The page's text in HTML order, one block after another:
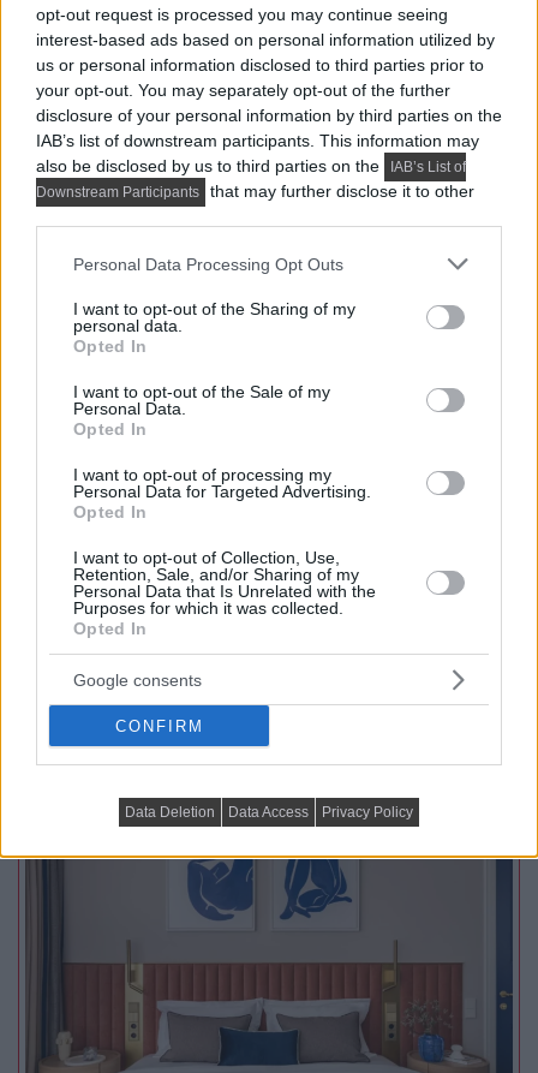
opt-out request is processed you may continue seeing
interest-based ads based on personal information utilized by
us or personal information disclosed to third parties prior to
your opt-out. You may separately opt-out of the further
disclosure of your personal information by third parties on the
IAB’s list of downstream participants. This information may
also be disclosed by us to third parties on the
IAB’s List of
Downstream Participants
that may further disclose it to other
Please note that this website/app uses one or more Google
not limited to your visit or usage behaviour. You may click to
grant or deny consent to Google and its third-party tags to
use your data for below specified purposes in below Google
consent section.
Personal Data Processing Opt Outs
I want to opt-out of the Sharing of my
personal data.
Opted In
I want to opt-out of the Sale of my
Personal Data.
Opted In
I want to opt-out of processing my
Personal Data for Targeted Advertising.
Opted In
I want to opt-out of Collection, Use,
Retention, Sale, and/or Sharing of my
Personal Data that Is Unrelated with the
Purposes for which it was collected.
Opted In
Google consents
CONFIRM
Data Deletion Data Access Privacy Policy
anyaghasználat, természetes árnyalatok...
MODERN LAKBERENDEZÉS
Így lett a minimalista lakás barátságos:
fiatal pár új, 60 m²-es otthona
alakították ki, akik sokat utaznak, szívesen fogadnak...
TOVÁBBIAK BETÖLTÉSE
Praktikus lakberendezési ötletek